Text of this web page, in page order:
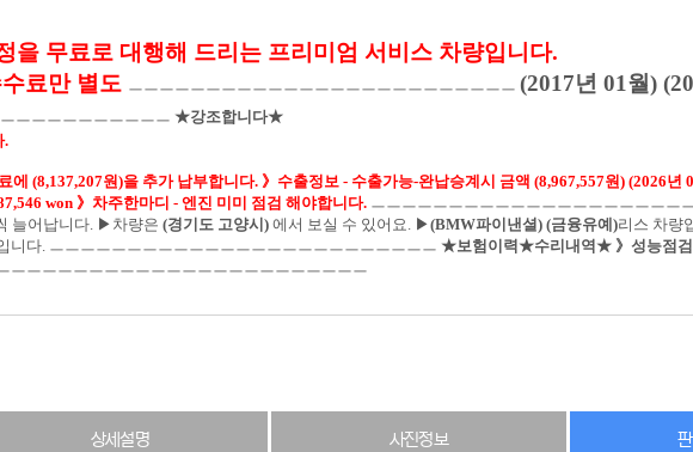
을 무료로 대행해 드리는 프리미엄 서비스 차량입니다.
료만 별도 ㅡㅡㅡㅡㅡㅡㅡㅡㅡㅡㅡㅡㅡㅡㅡㅡㅡㅡㅡㅡㅡㅡㅡㅡㅡ (2017년 01월)
ㅡㅡㅡㅡㅡㅡㅡㅡㅡㅡ ★강조합니다★
.
에 (8,137,207원)을 추가 납부합니다. 》수출정보 - 수출가능-완납승계시 금액 (8,967,557원) (2026년
won 》차주한마디 - 엔진 미미 점검 해야합니다. ㅡㅡㅡㅡㅡㅡㅡㅡㅡㅡㅡㅡㅡㅡㅡㅡㅡㅡㅡㅡ
늘어납니다. ▶차량은 (경기도 고양시) 에서 보실 수 있어요. ▶(BMW파이낸셜) (금융유예)리스 차량
니다. ㅡㅡㅡㅡㅡㅡㅡㅡㅡㅡㅡㅡㅡㅡㅡㅡㅡㅡㅡㅡㅡㅡㅡㅡㅡ ★보험이력★수리내역★ 》성능점검
ㅡㅡㅡㅡㅡㅡㅡㅡㅡㅡㅡㅡㅡㅡㅡㅡㅡㅡㅡㅡㅡㅡㅡ
상세설명 사진정보